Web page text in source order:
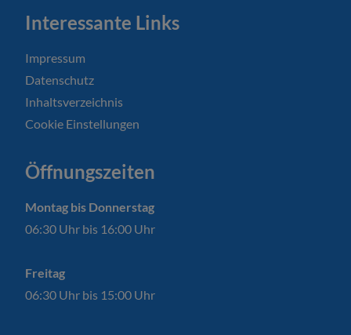
Interessante Links
Impressum
Datenschutz
Inhaltsverzeichnis
Cookie Einstellungen
Öffnungszeiten
Montag bis Donnerstag
06:30 Uhr bis 16:00 Uhr
Freitag
06:30 Uhr bis 15:00 Uhr